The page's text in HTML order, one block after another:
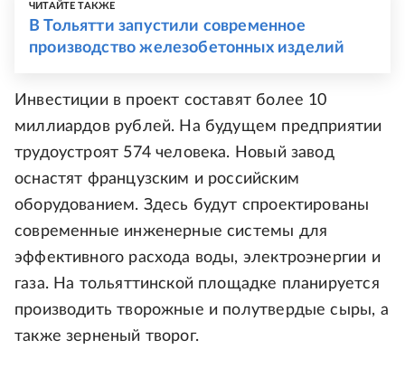
ЧИТАЙТЕ ТАКЖЕ
В Тольятти запустили современное
производство железобетонных изделий
Инвестиции в проект составят более 10
миллиардов рублей. На будущем предприятии
трудоустроят 574 человека. Новый завод
оснастят французским и российским
оборудованием. Здесь будут спроектированы
современные инженерные системы для
эффективного расхода воды, электроэнергии и
газа. На тольяттинской площадке планируется
производить творожные и полутвердые сыры, а
также зерненый творог.